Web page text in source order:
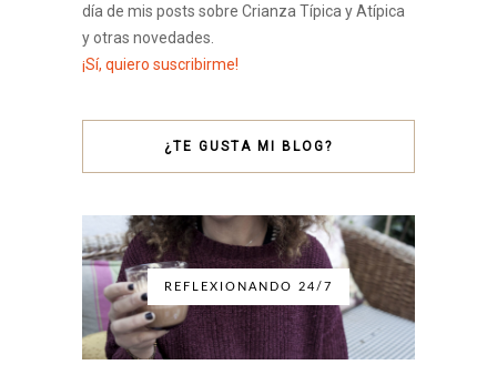
día de mis posts sobre Crianza Típica y Atípica
y otras novedades.
¡Sí, quiero suscribirme!
¿TE GUSTA MI BLOG?
REFLEXIONANDO 24/7